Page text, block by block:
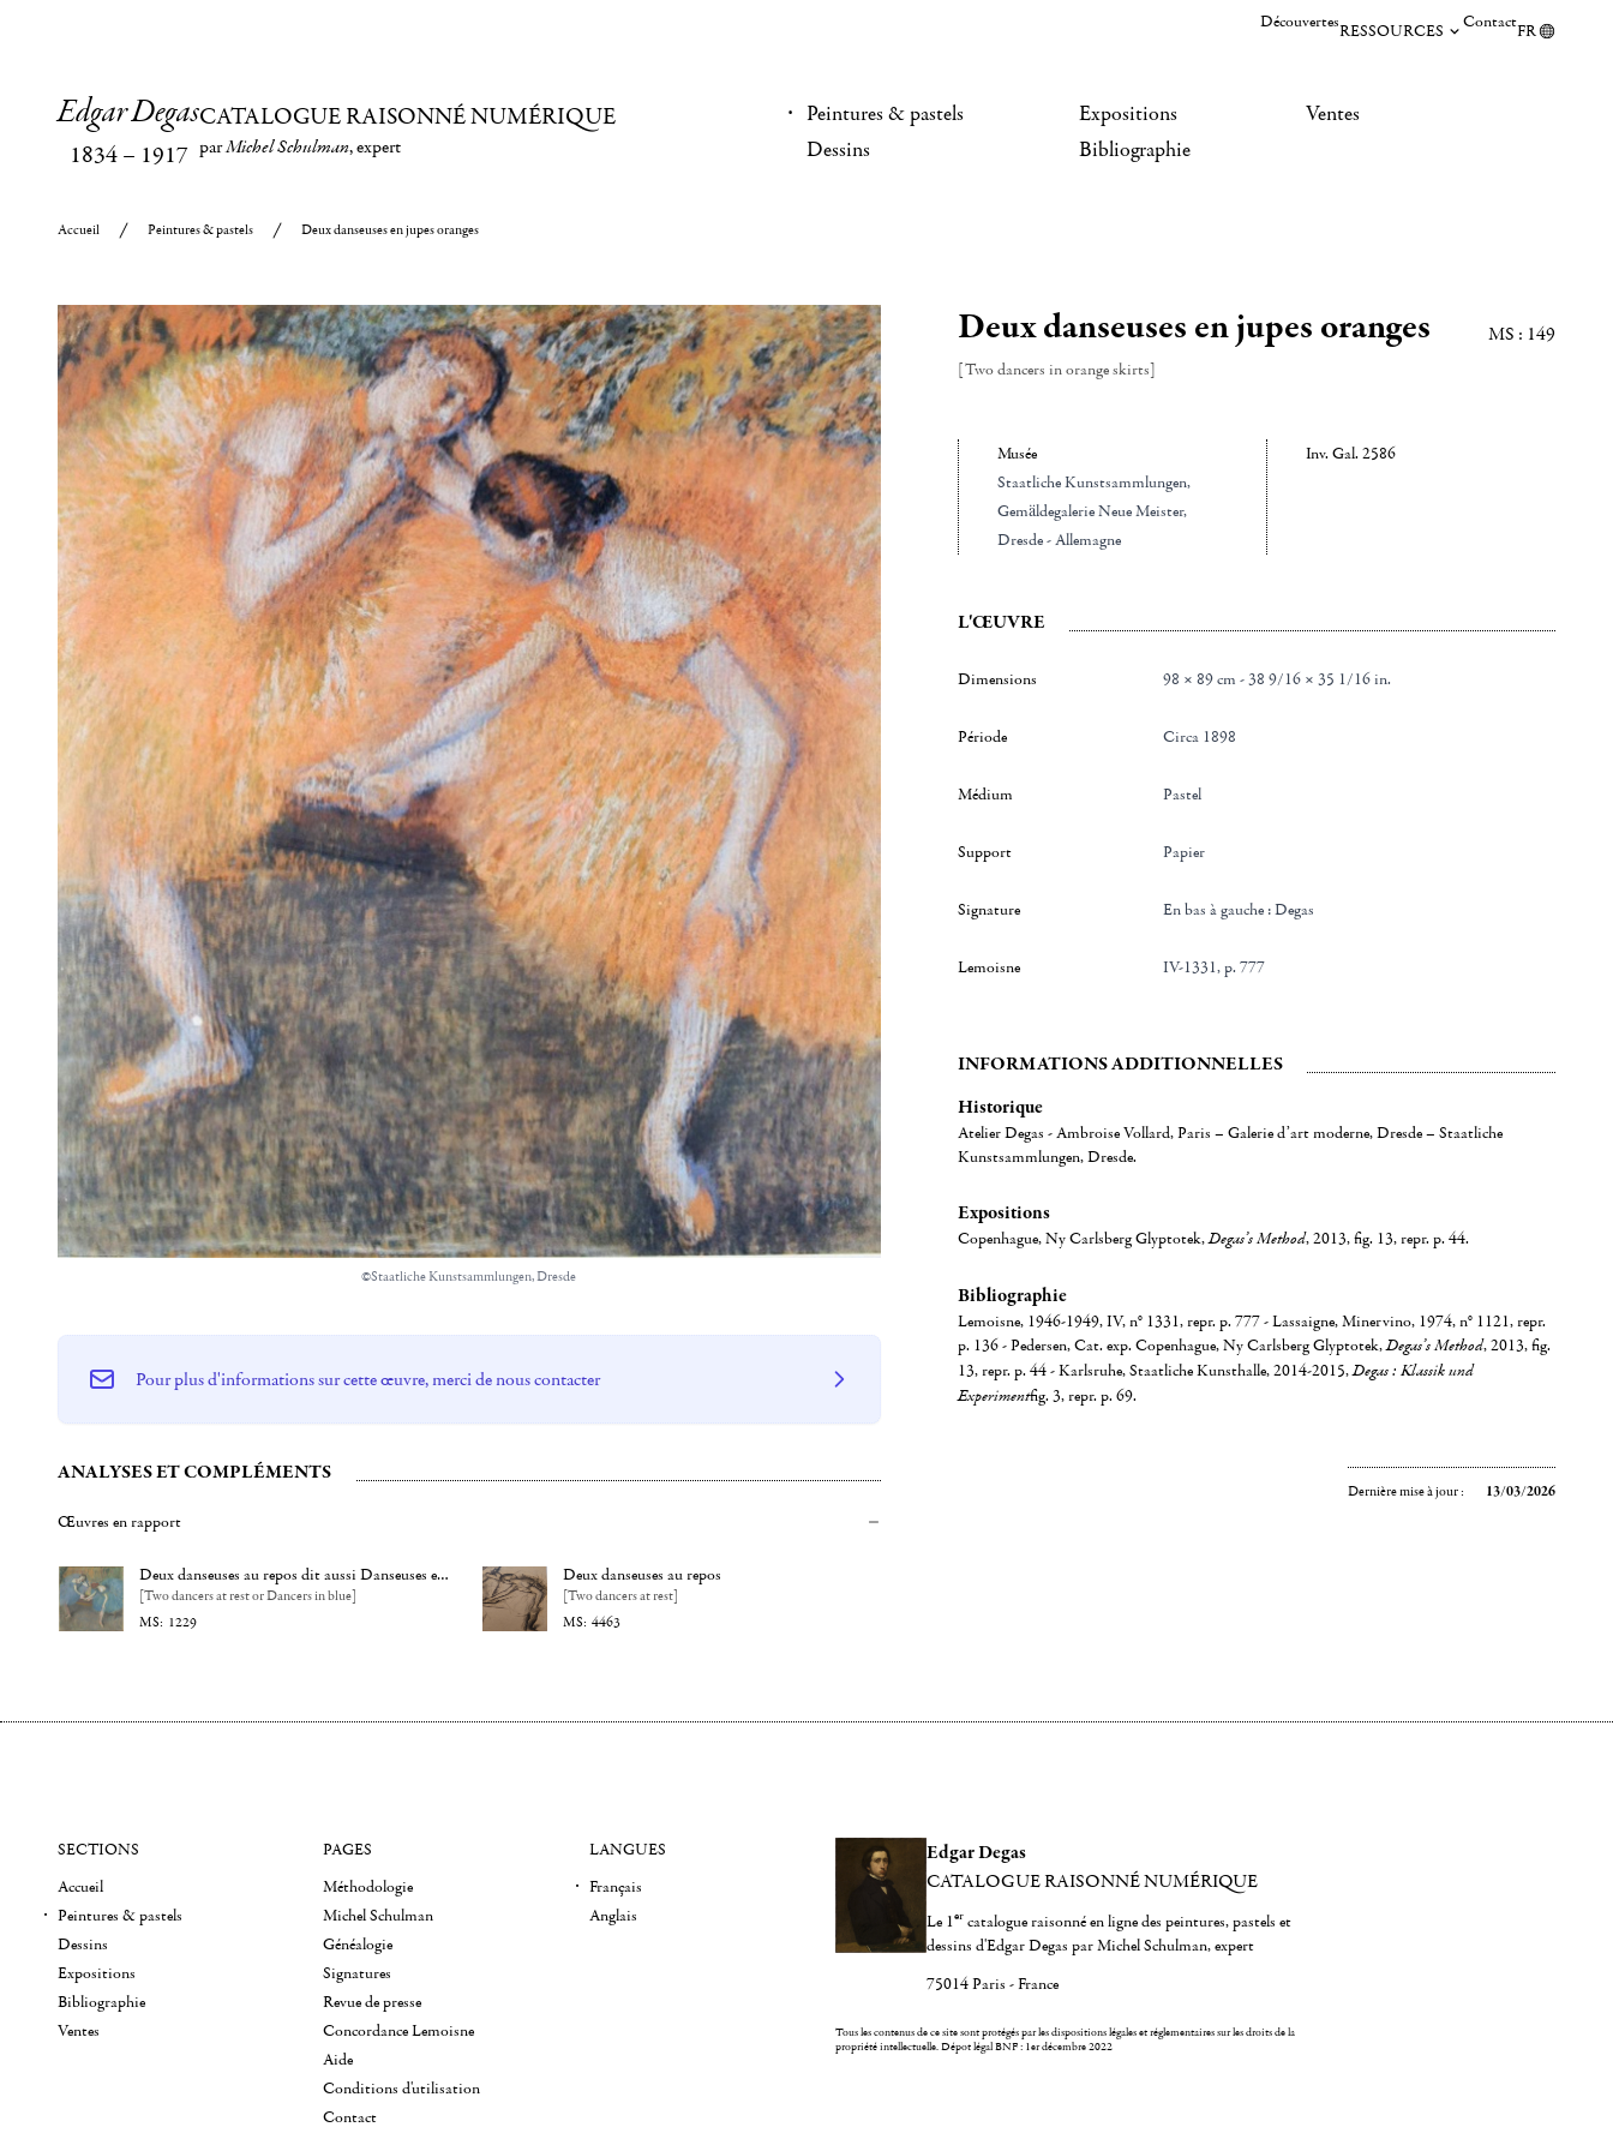
DécouvertesRESSOURCES ContactFR
Edgar Degas
1834– 1917
CATALOGUE RAISONNÉ NUMÉRIQUE
parMichel Schulman, expert
Peintures & pastels
Dessins
Expositions
Bibliographie
Ventes
Accueil Peintures & pastels Deux danseuses en jupes oranges
©Staatliche Kunstsammlungen, Dresde
Deux danseuses en jupes oranges
[Two dancers in orange skirts]
MS : 149
Musée
Staatliche Kunstsammlungen,
Gemäldegalerie Neue Meister,
Dresde - Allemagne
Inv. Gal. 2586
L'ŒUVRE
Dimensions 98 × 89 cm - 38 9/16 × 35 1/16 in.
Période Circa 1898
Médium Pastel
Support Papier
Signature en bas à gauche : Degas
Lemoisne IV-1331, p. 777
INFORMATIONS ADDITIONNELLES
Historique
Atelier Degas - Ambroise Vollard, Paris – Galerie d’art moderne, Dresde – Staatliche
Kunstsammlungen, Dresde.
Expositions
Copenhague, Ny Carlsberg Glyptotek,Degas’s Method, 2013, fig. 13, repr. p. 44.
Bibliographie
Lemoisne, 1946-1949, IV, n° 1331, repr. p. 777 - Lassaigne, Minervino, 1974, n° 1121, repr.
p. 136 - Pedersen, Cat. exp. Copenhague, Ny Carlsberg Glyptotek,Degas’s Method, 2013, fig.
13, repr. p. 44 - Karlsruhe, Staatliche Kunsthalle, 2014-2015,Degas : Klassik und
Experimentfig. 3, repr. p. 69.
Dernière mise à jour : 13/03/2026
Pour plus d'informations sur cette œuvre, merci de nous contacter
ANALYSES ET COMPLÉMENTS
Œuvres en rapport
Deux danseuses au repos dit aussi Danseuses en bleu
[Two dancers at rest or Dancers in blue]
1229
Deux danseuses au repos
[Two dancers at rest]
4463
Edgar Degas
CATALOGUE RAISONNÉ NUMÉRIQUE
Le 1er catalogue raisonné en ligne des peintures, pastels et
dessins d'Edgar Degas par Michel Schulman, expert
75014 Paris - France
Tous les contenus de ce site sont protégés par les dispositions légales et réglementaires sur les droits de la
propriété intellectuelle.Dépot légal BNF : 1er décembre 2022
SECTIONS
Accueil
Peintures & pastels
Dessins
Expositions
Bibliographie
Ventes
PAGES
Méthodologie
Michel Schulman
Généalogie
Signatures
Revue de presse
Concordance Lemoisne
Aide
Conditions d'utilisation
Contact
LANGUES
Français
Anglais